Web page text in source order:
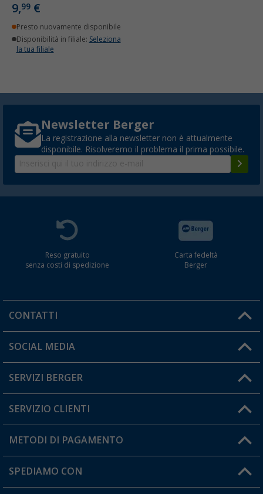
9,99 €
Presto nuovamente disponibile
Disponibilità in filiale: Seleziona
la tua filiale
Newsletter Berger
La registrazione alla newsletter non è attualmente
disponibile. Risolveremo il problema il prima possibile.
Reso gratuito
senza costi di spedizione
Carta fedeltà
Berger
CONTATTI
Orari di apertura del servizio:
Hai una domanda?
SOCIAL MEDIA
SERVIZI BERGER
Diventare rivenditori
Il mio Account
Carta fedeltà Berger
SERVIZIO CLIENTI
Informazioni sulla spedizione
Resi
METODI DI PAGAMENTO
SPEDIAMO CON